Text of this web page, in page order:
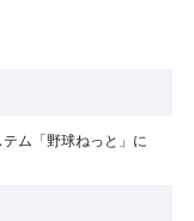
ム「野球ねっと」に